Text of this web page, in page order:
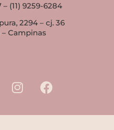
(11) 9259-6284
2294 – cj. 36
Campinas